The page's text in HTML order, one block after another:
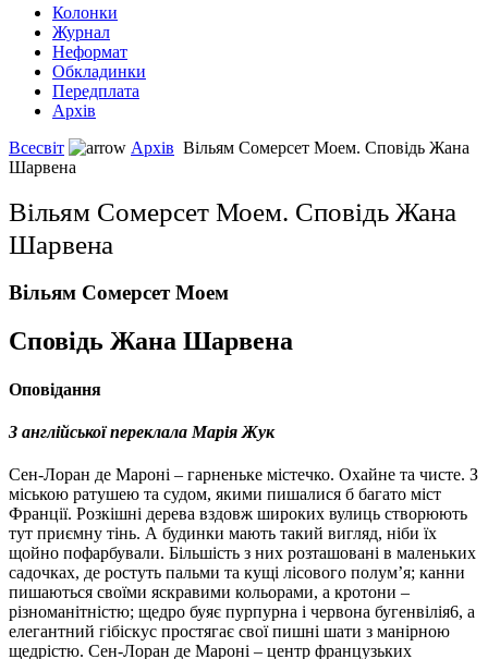
Колонки
Журнал
Неформат
Обкладинки
Передплата
Архів
Всесвіт
Архів Вільям Сомерсет Моем. Сповідь Жана
Шарвена
Вільям Сомерсет Моем. Сповідь Жана
Шарвена
Вільям Сомерсет Моем
Сповідь Жана Шарвена
Оповідання
З англійської переклала Марія Жук
Сен-Лоран де Мароні – гарненьке містечко. Охайне та чисте. З
міською ратушею та судом, якими пишалися б багато міст
Франції. Розкішні дерева вздовж широких вулиць створюють
тут приємну тінь. А будинки мають такий вигляд, ніби їх
щойно пофарбували. Більшість з них розташовані в маленьких
садочках, де ростуть пальми та кущі лісового полум’я; канни
пишаються своїми яскравими кольорами, а кротони –
різноманітністю; щедро буяє пурпурна і червона бугенвілія6, а
елегантний гібіскус простягає свої пишні шати з манірною
щедрістю. Сен-Лоран де Мароні – центр французьких